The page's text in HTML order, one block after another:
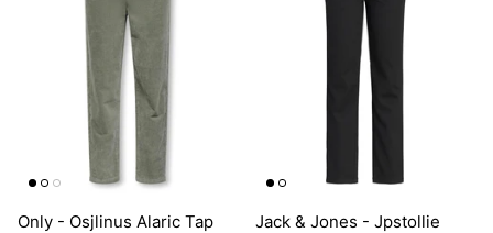
Only - Osjlinus Alaric Tap
Jack & Jones - Jpstollie